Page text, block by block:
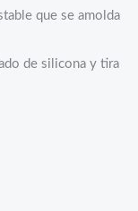
que se amolda
de silicona y tira